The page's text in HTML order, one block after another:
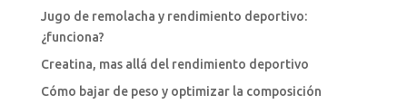
Jugo de remolacha y rendimiento deportivo:
¿funciona?
Creatina, mas allá del rendimiento deportivo
Cómo bajar de peso y optimizar la composición